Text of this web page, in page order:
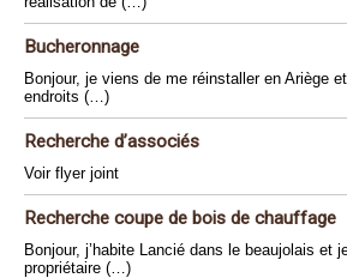
Bucheronnage
Bonjour, je viens de me réinstaller en Ariège
endroits (…)
Recherche d’associés
Voir flyer joint
Recherche coupe de bois de chauffage
Bonjour, j’habite Lancié dans le beaujolais et
propriétaire (…)